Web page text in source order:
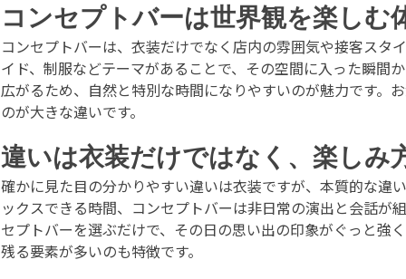
コンセプトバーは世界観を楽しむ
コンセプトバーは、衣装だけでなく店内の雰囲気や接客スタ
イド、制服などテーマがあることで、その空間に入った瞬間
広がるため、自然と特別な時間になりやすいのが魅力です。
のが大きな違いです。
違いは衣装だけではなく、楽しみ
確かに見た目の分かりやすい違いは衣装ですが、本質的な違
ックスできる時間、コンセプトバーは非日常の演出と会話が
セプトバーを選ぶだけで、その日の思い出の印象がぐっと強
残る要素が多いのも特徴です。